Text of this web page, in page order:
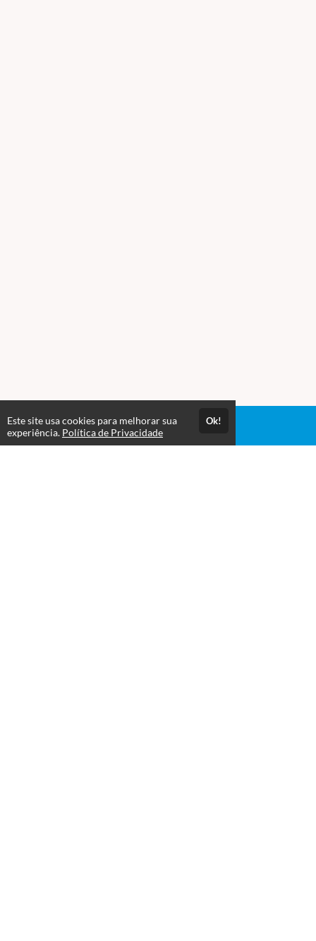
Acesso por 2 anos
Este site usa cookies para melhorar sua
experiência. Política de Privacidade
Ok!